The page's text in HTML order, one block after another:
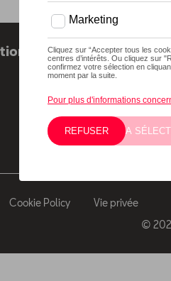
Cookie Policy Vie privée
©